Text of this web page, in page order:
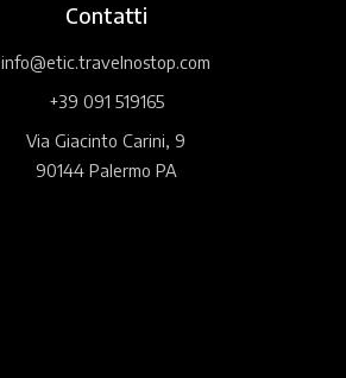
Contatti
info@etic.travelnostop.com
+39 091 519165
Via Giacinto Carini, 9
90144 Palermo PA